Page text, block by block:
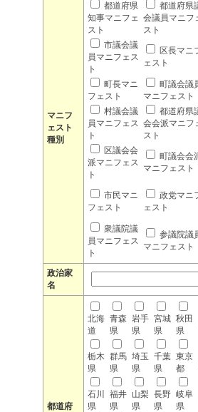
マニフ
ェスト
種別
都道府県
知事マニフェ
スト
都道府県
会議員マニフ
スト
市議会議
員マニフェス
ト
区長マニ
ェスト
町長マニ
フェスト
町議会議
マニフェスト
村議会議
員マニフェス
ト
都道府県
会会派マニフ
スト
区議会会
派マニフェス
ト
町議会会
マニフェスト
市民マニ
フェスト
政党マニ
ェスト
衆議院議
員マニフェス
ト
参議院議
マニフェスト
政治家
名
都道府
北海
道
青森
県
岩手
県
宮城
県
秋田
県
栃木
県
群馬
県
埼玉
県
千葉
県
東京
都
石川
県
福井
県
山梨
県
長野
県
岐阜
県